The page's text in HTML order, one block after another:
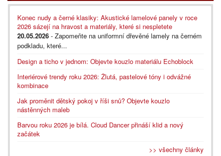
Konec nudy a černé klasiky: Akustické lamelové panely v roce
2026 sázejí na hravost a materiály, které si nespletete
20.05.2026 - Zapomeňte na uniformní dřevěné lamely na černém
podkladu, které...
Design a ticho v jednom: Objevte kouzlo materiálu Echoblock
Interiérové trendy roku 2026: Žlutá, pastelové tóny i odvážné
kombinace
Jak proměnit dětský pokoj v říši snů? Objevte kouzlo
nástěnných maleb
Barvou roku 2026 je bílá. Cloud Dancer přináší klid a nový
začátek
>> všechny články